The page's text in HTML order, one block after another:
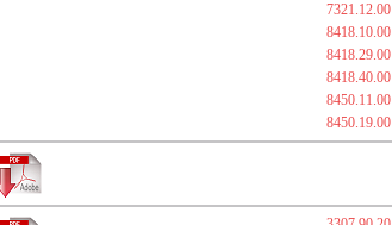
7321.12.00
8418.10.00
8418.29.00
8418.40.00
8450.11.00
8450.19.00